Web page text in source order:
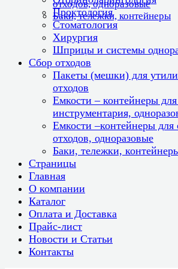
отходов, одноразовые
Баки, тележки, контейнеры
Проктология
Стоматология
Хирургия
Шприцы и системы
Сбор отходов
Пакеты (мешки) для
отходов
Емкости – контейнеры для
инструментария,
Емкости –контейнеры для
отходов, одноразовые
Баки, тележки,
Страницы
Главная
О компании
Каталог
Оплата и Доставка
Прайс-лист
Новости и Статьи
Контакты